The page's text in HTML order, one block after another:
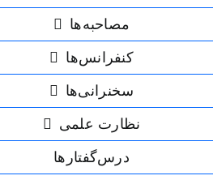
مصاحبه‌ها
کنفرانس‌ها
سخنرانی‌ها
نظارت علمی
درس‌گفتارها